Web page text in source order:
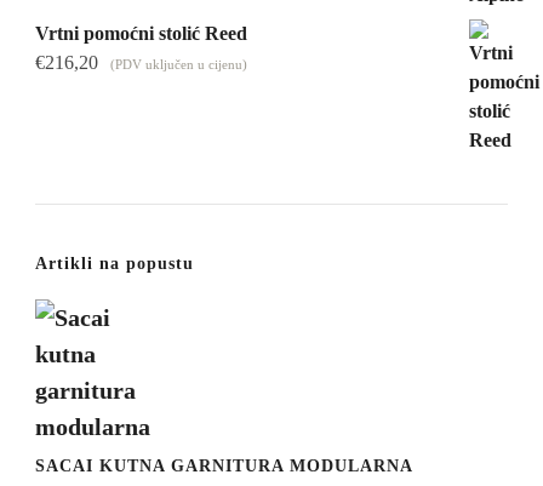
Vrtni pomoćni stolić Reed
€216,20 (PDV uključen u cijenu)
Artikli na popustu
SACAI KUTNA GARNITURA MODULARNA